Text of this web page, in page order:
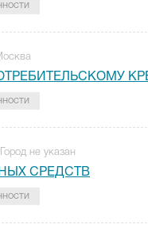
Город не указан
СРЕДСТВ